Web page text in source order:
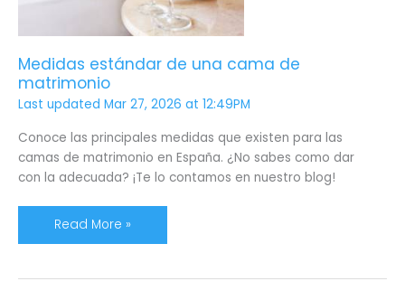
Medidas estándar de una cama de
matrimonio
Last updated Mar 27, 2026 at 12:49PM
Conoce las principales medidas que existen para las
camas de matrimonio en España. ¿No sabes como dar
con la adecuada? ¡Te lo contamos en nuestro blog!
Read More »